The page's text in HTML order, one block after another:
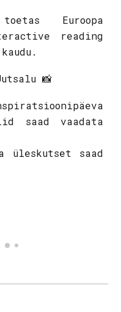
Euroopa
reading
📸
saad vaadata
üleskutset saad